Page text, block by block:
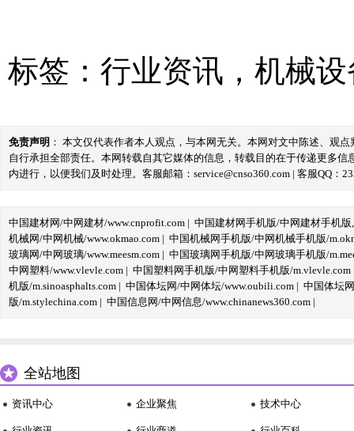
标签： 行业资讯 ， 机械设
免责声明 ： 本文仅代表作者本人观点，与本网无关。本网对文中陈述、观
自行承担全部责任。本网转载自其它媒体的信息，转载目的在于传递更多
内进行，以便我们及时处理。客服邮箱：service@cnso360.com | 客服QQ：
中国建材网/中网建材/www.cnprofit.com | 中国建材网手机版/中网建材手机版
机械网/中网机械/www.okmao.com | 中国机械网手机版/中网机械手机版/
玻璃网/中网玻璃/www.meesm.com | 中国玻璃网手机版/中网玻璃手机版/
中网塑料/www.vlevle.com | 中国塑料网手机版/中网塑料手机版/m.vlevle.com
机版/m.sinoasphalts.com | 中国体坛网/中网体坛/www.oubili.com | 中国体坛
版/m.stylechina.com | 中国信息网/中网信息/www.chinanews360.com |
全站地图
资讯中心 企业聚焦 技术中心